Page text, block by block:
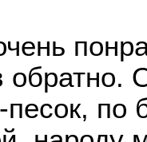
обратно.
по